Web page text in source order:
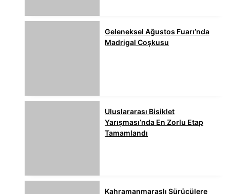
Geleneksel Ağustos Fuarı’nda
Madrigal Coşkusu
Uluslararası Bisiklet
Yarışması’nda En Zorlu Etap
Tamamlandı
Kahramanmaraşlı Sürücülere